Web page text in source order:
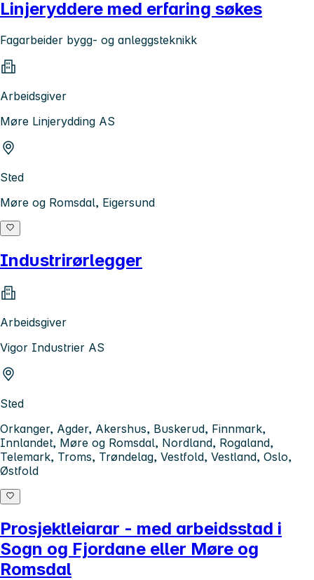
Linjeryddere med erfaring søkes
Fagarbeider bygg- og anleggsteknikk
Arbeidsgiver
Møre Linjerydding AS
Sted
Møre og Romsdal, Eigersund
Industrirørlegger
Arbeidsgiver
Vigor Industrier AS
Sted
Orkanger, Agder, Akershus, Buskerud, Finnmark,
Innlandet, Møre og Romsdal, Nordland, Rogaland,
Telemark, Troms, Trøndelag, Vestfold, Vestland, Oslo,
Østfold
Prosjektleiarar - med arbeidsstad i
Sogn og Fjordane eller Møre og
Romsdal